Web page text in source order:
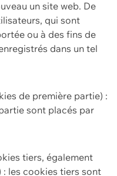
un site web. De
qui sont
ou à des fins de
dans un tel
de première partie) :
sont placés par
tiers, également
les cookies tiers sont